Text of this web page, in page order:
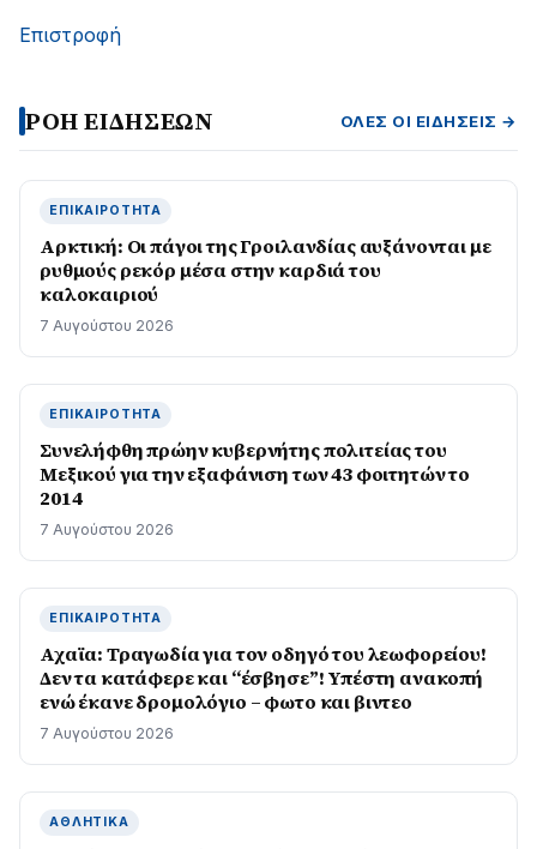
Επιστροφή
ΡΟΗ ΕΙΔΗΣΕΩΝ ΌΛΕΣ ΟΙ ΕΙΔΉΣΕΙΣ →
ΕΠΙΚΑΙΡΌΤΗΤΑ
Αρκτική: Οι πάγοι της Γροιλανδίας αυξάνονται με
ρυθμούς ρεκόρ μέσα στην καρδιά του
καλοκαιριού
7 Αυγούστου 2026
ΕΠΙΚΑΙΡΌΤΗΤΑ
Συνελήφθη πρώην κυβερνήτης πολιτείας του
Μεξικού για την εξαφάνιση των 43 φοιτητών το
2014
7 Αυγούστου 2026
ΕΠΙΚΑΙΡΌΤΗΤΑ
Αχαϊα: Τραγωδία για τον οδηγό του λεωφορείου!
Δεν τα κατάφερε και “έσβησε”! Υπέστη ανακοπή
ενώ έκανε δρομολόγιο – φωτο και βιντεο
7 Αυγούστου 2026
ΑΘΛΗΤΙΚΆ